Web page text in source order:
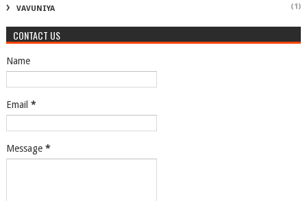
VAVUNIYA (1)
CONTACT US
Name
Email *
Message *